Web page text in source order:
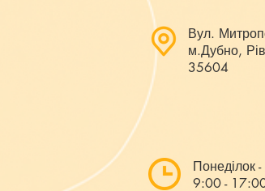
Вул.
м.Дубно,
35604
Понеділок
9:00 -